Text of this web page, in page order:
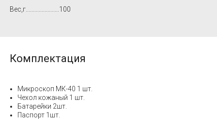
Вес,г.......................100
Комплектация
Микроскоп МК-40 1 шт.
Чехол кожаный 1 шт.
Батарейки 2шт.
Паспорт 1шт.